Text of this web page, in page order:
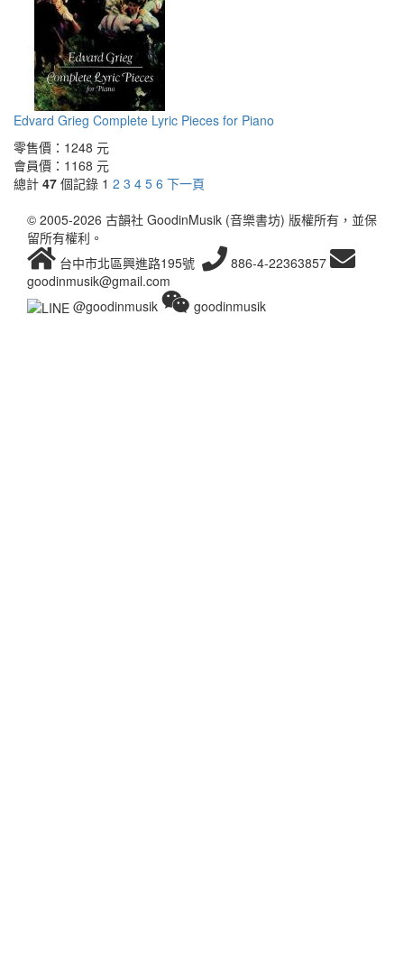
Edvard Grieg Complete Lyric Pieces for Piano
零售價： 1248 元
會員價： 1168 元
總計 47 個記錄 1 2 3 4 5 6 下一頁
© 2005-2026 古韻社 GoodinMusik (音樂書坊) 版權所有，並保
留所有權利。
台中市北區興進路195號
886-4-22363857
goodinmusik@gmail.com
@goodinmusik
goodinmusik